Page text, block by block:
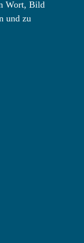
Wort, Bild
und zu